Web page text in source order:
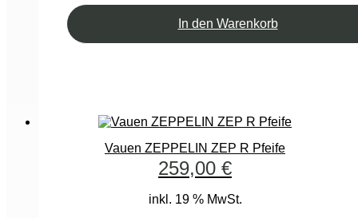
In den Warenkorb
Vauen ZEPPELIN ZEP R Pfeife
259,00 €
inkl. 19 % MwSt.